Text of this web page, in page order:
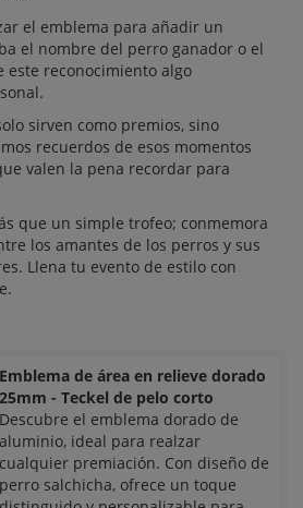
el emblema para añadir un
el nombre del perro ganador o el
este reconocimiento algo
sirven como premios, sino
recuerdos de esos momentos
valen la pena recordar para
que un simple trofeo; conmemora
los amantes de los perros y sus
Llena tu evento de estilo con
Emblema de área en relieve dorado
25mm - Teckel de pelo corto
Descubre el emblema dorado de
aluminio, ideal para realzar
cualquier premiación. Con diseño de
perro salchicha, ofrece un toque